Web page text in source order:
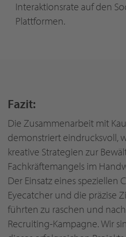
Interaktionsrate auf den
Plattformen.
Fazit:
Die Zusammenarbeit mit
demonstriert eindrucksvoll,
kreative Strategien zur
Fachkräftemangels im
Der Einsatz eines speziellen
Eyecatcher und die präzise
führten zu raschen und
Recruiting-Kampagne. Wir